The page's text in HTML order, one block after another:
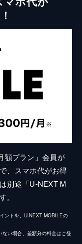
額プラン」会員が
、スマホ代がお得
別途「U-NEXT M
。
ントを、U-NEXT MOBILEの
い場合、差額分の料金はご登